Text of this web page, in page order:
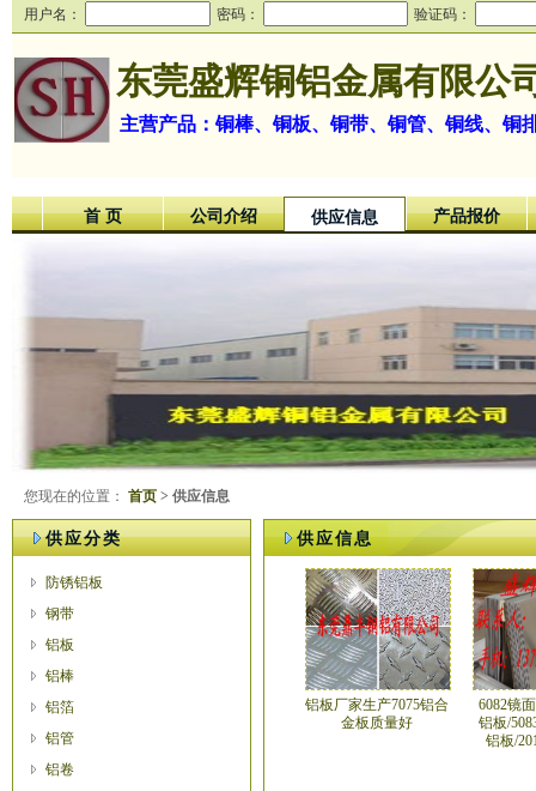
用户名： 密码： 验证码：
东莞盛辉铜铝金属有限公
主营产品：铜棒、铜板、铜带、铜管、铜线、铜
首 页 公司介绍 供应信息 产品报价
您现在的位置： 首页 > 供应信息
供应分类
防锈铝板
钢带
铝板
铝棒
铝箔
铝管
铝卷
供应信息
铝板厂家生产7075铝合
金板质量好
6082镜
铝板/
铝板/